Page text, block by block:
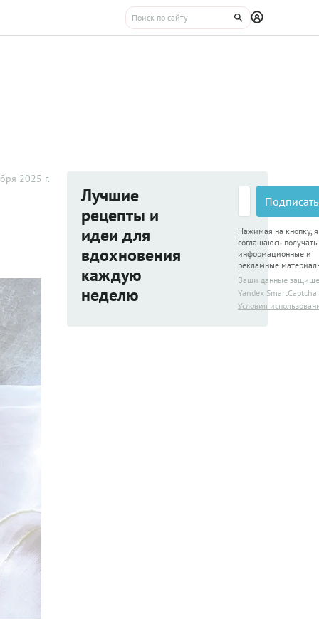
2025 г.
Лучшие
рецепты и
идеи для
вдохновения
каждую
неделю
Нажимая на кнопку, я
соглашаюсь получать
информационные и
рекламные
Ваши данные
Yandex SmartCaptcha
Условия